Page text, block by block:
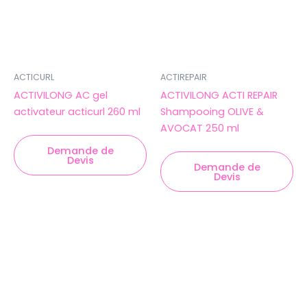
ACTICURL
ACTIVILONG AC gel
activateur acticurl 260 ml
Demande de
Devis
ACTIREPAIR
ACTIVILONG ACTI REPAIR
Shampooing OLIVE &
AVOCAT 250 ml
Demande de
Devis